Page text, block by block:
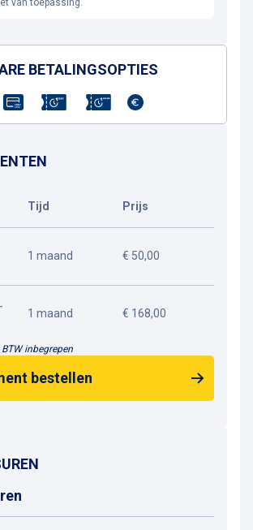
van toepassing.
BETALINGSOPTIES
Tijd Prijs
1 maand € 50,00
1 maand € 168,00
inbegrepen
bestellen